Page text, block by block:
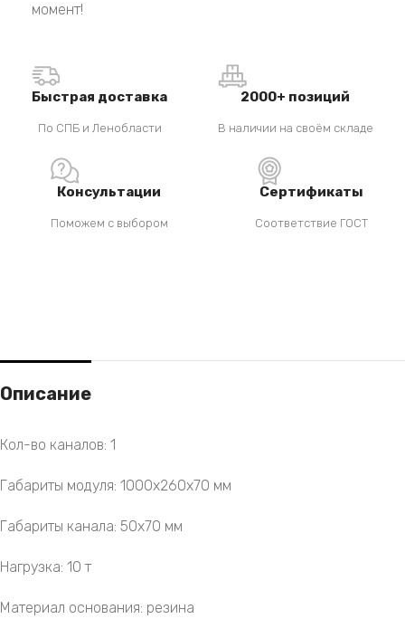
момент!
Быстрая доставка
По СПБ и Ленобласти
2000+ позиций
В наличии на своём складе
Консультации
Поможем с выбором
Сертификаты
Соответствие ГОСТ
Описание
Кол-во каналов: 1
Габариты модуля: 1000х260х70 мм
Габариты канала: 50х70 мм
Нагрузка: 10 т
Материал основания: резина